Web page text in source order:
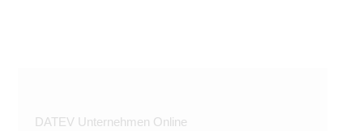
DATEV Unternehmen Online